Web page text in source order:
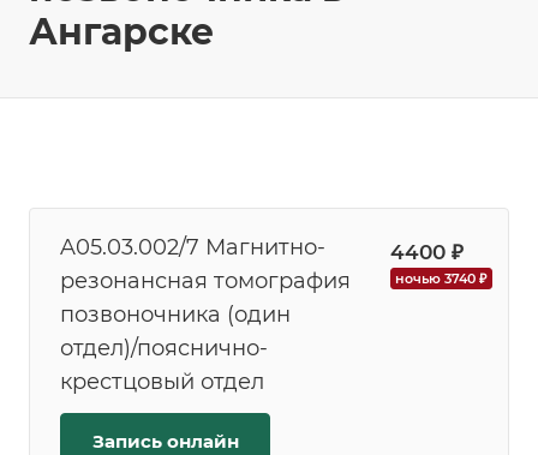
Ангарске
A05.03.002/7 Магнитно-
резонансная томография
позвоночника (один
отдел)/пояснично-
крестцовый отдел
4400 ₽
ночью 3740 ₽
Запись онлайн